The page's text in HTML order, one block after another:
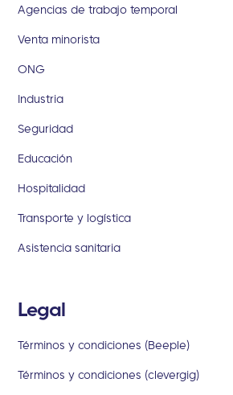
Agencias de trabajo temporal
Venta minorista
ONG
Industria
Seguridad
Educación
Hospitalidad
Transporte y logística
Asistencia sanitaria
Legal
Términos y condiciones (Beeple)
Términos y condiciones (clevergig)